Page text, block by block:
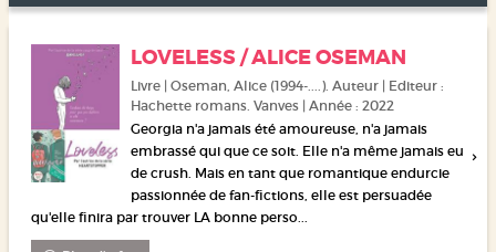
LOVELESS / ALICE OSEMAN
Livre | Oseman, Alice (1994-....). Auteur | Editeur :
Hachette romans. Vanves | Année : 2022
Georgia n'a jamais été amoureuse, n'a jamais
embrassé qui que ce soit. Elle n'a même jamais eu
de crush. Mais en tant que romantique endurcie
passionnée de fan-fictions, elle est persuadée
qu'elle finira par trouver LA bonne perso...